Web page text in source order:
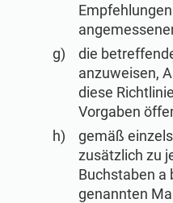
die
anzuweisen,
diese
Vorgaben
gemäß
zusätzlich zu
Buchstaben a
genannten